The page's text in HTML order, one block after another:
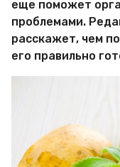
р
Х
и
т
р
о
еще поможет
проблемами.
расскажет, чем
его правильно